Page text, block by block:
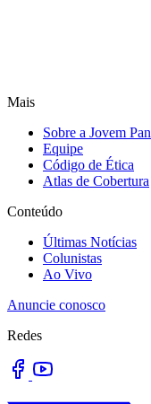
Mais
Sobre a Jovem Pan
Equipe
Código de Ética
Atlas de Cobertura
Conteúdo
Últimas Notícias
Colunistas
Ao Vivo
Anuncie conosco
Redes